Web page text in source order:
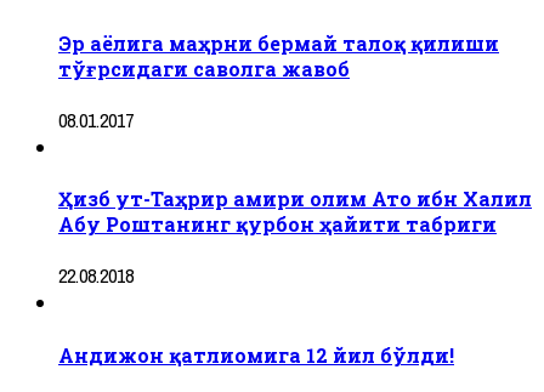
Эр аёлига маҳрни бермай талоқ қилиши
тўғрсидаги саволга жавоб
08.01.2017
Ҳизб ут-Таҳрир амири олим Ато ибн Халил
Абу Роштанинг қурбон ҳайити табриги
22.08.2018
Андижон қатлиомига 12 йил бўлди!